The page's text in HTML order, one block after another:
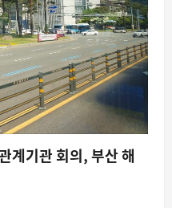
계기관 회의, 부산 해